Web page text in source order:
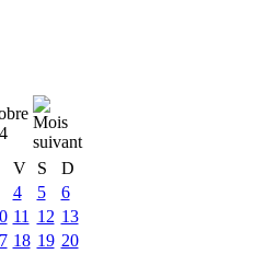
V S
D
4 5
6
11 12 13
18 19 20